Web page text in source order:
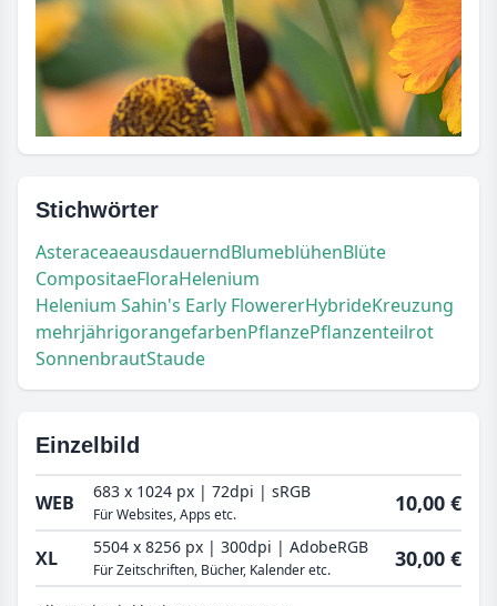
Stichwörter
AsteraceaeausdauerndBlumeblühenBlüte
CompositaeFloraHelenium
Helenium Sahin's Early FlowererHybrideKreuzung
mehrjährigorangefarbenPflanzePflanzenteilrot
SonnenbrautStaude
Einzelbild
WEB 683 x 1024 px | 72dpi | sRGB
Für Websites, Apps etc. 10,00 €
XL 5504 x 8256 px | 300dpi | AdobeRGB
Für Zeitschriften, Bücher, Kalender etc. 30,00 €